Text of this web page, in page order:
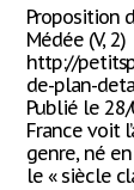
Proposition
Médée (V, 2)
http://
de-plan-
Publié le
France voit
genre, né
le « siècle